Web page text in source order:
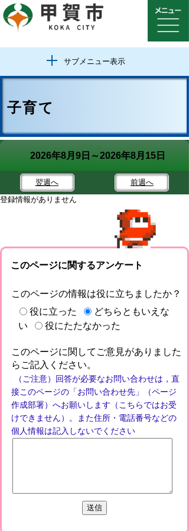
サブメニュー表示
子育て
2026年8月9日～2026年8月15日
翌週へ 前週へ
登録情報がありません
このページに関するアンケート
このページの情報は役に立ちましたか？
役に立った
どちらともいえな
い
役にたたなかった
このページに関してご意見がありました
らご記入ください。
（ご注意）回答が必要なお問い合わせは，直
接このページの「お問い合わせ先」（ページ
作成部署）へお願いします（こちらではお受
けできません）。また住所・電話番号などの
個人情報は記入しないでください